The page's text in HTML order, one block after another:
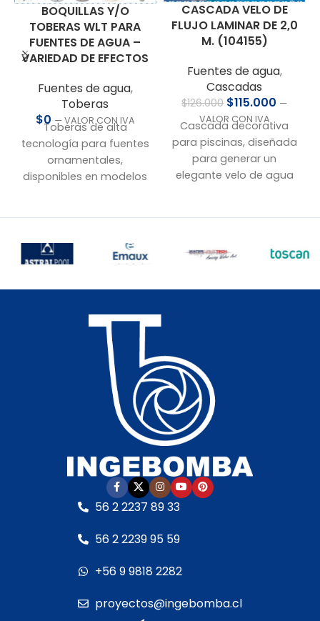
BOQUILLAS Y/O
TOBERAS WLT PARA
FUENTES DE AGUA –
VARIEDAD DE EFECTOS
Fuentes de agua,
Toberas
$0 — VALOR CON IVA
Toberas de alta
tecnología para fuentes
ornamentales,
disponibles en modelos
nebulizadores y esferas
de agua. También
soluciones para fuentes
especiales. Fabricadas
acero inoxidable
y equipadas
con centrador de
chorros para un
desempeño óptimo.
La mayoría de los
independientes del nivel
de agua, lo que facilita
su instalación.
Disponemos de
y blancosde diversas
complementar la
fuentes.
CASCADA VELO DE
FLUJO LAMINAR DE 2,0
M. (104155)
Fuentes de agua,
Cascadas
$126.000 $115.000 —
VALOR CON IVA
Cascada decorativa
para piscinas, diseñada
para generar un
elegante velo de agua
para instalación
• Altura máxima sobre el
nivel del agua: 0,7 m
• Ancho de lámina: 2000
• Espesor de lámina: 3
mm
• Requiere filtro previo
para evitar
perfectamente nivelada
iluminación LED RGB
56 2 2237 89 33
56 2 2239 95 59
+56 9 9818 2282
proyectos@ingebomba.cl